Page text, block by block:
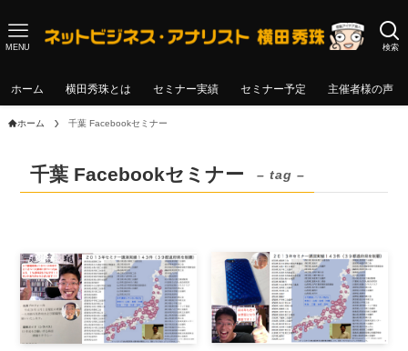
検索
MENU
ホーム 横田秀珠とは セミナー実績 セミナー予定 主催者様の声
ホーム 千葉 Facebookセミナー
千葉 Facebookセミナー – tag –